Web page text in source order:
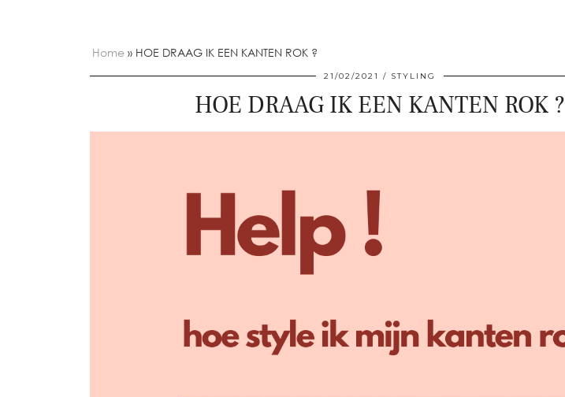
Home » HOE DRAAG IK EEN KANTEN ROK ?
21/02/2021 STYLING
HOE DRAAG IK EEN KANTEN ROK ?